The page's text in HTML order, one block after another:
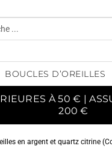
BOUCLES D’OREILLES
À 50 € |
200 €
en argent et quartz citrine